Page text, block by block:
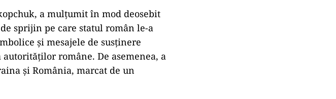
a mulţumit în mod deosebit
sprijin pe care statul român le-a
şi mesajele de susţinere
române. De asemenea, a
şi România, marcat de un